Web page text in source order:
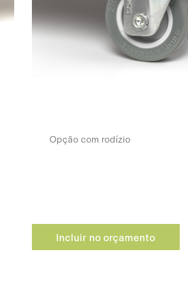
Opção com rodízio
Incluir no orçamento